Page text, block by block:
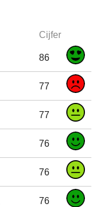
Cijfer
86
77
77
76
76
76